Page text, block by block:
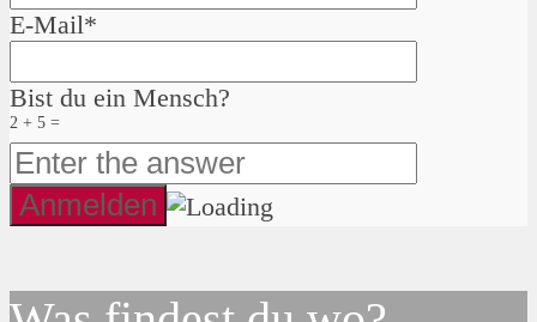
E-Mail*
Bist du ein Mensch?
2 + 5 =